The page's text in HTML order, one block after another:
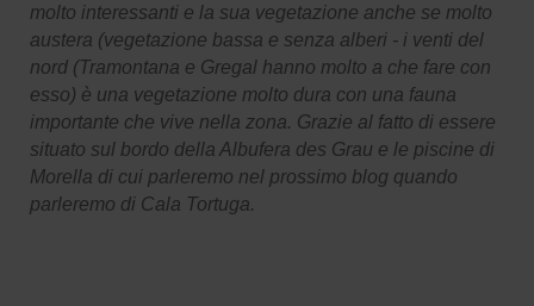
molto interessanti e la sua vegetazione anche se molto
austera (vegetazione bassa e senza alberi - i venti del
nord (Tramontana e Gregal hanno molto a che fare con
esso) è una vegetazione molto dura con una fauna
importante che vive nella zona. Grazie al fatto di essere
situato sul bordo della Albufera des Grau e le piscine di
Morella di cui parleremo nel prossimo blog quando
parleremo di Cala Tortuga.